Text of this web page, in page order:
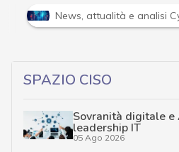
Attacchi hacker e Malware:
SPAZIO CISO
Sovranità digitale e
leadership IT
05 Ago 2026